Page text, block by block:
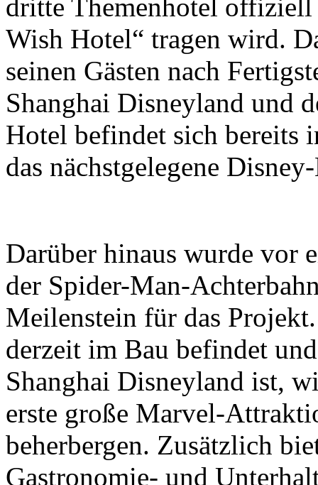
dritte Themenhotel offiziell
Wish Hotel“ tragen wird.
seinen Gästen nach
Shanghai Disneyland und
Hotel befindet sich bereits
das nächstgelegene
Darüber hinaus wurde vor
der Spider-Man-
Meilenstein für das
derzeit im Bau befindet
Shanghai Disneyland ist,
erste große Marvel-
beherbergen. Zusätzlich
Gastronomie- und